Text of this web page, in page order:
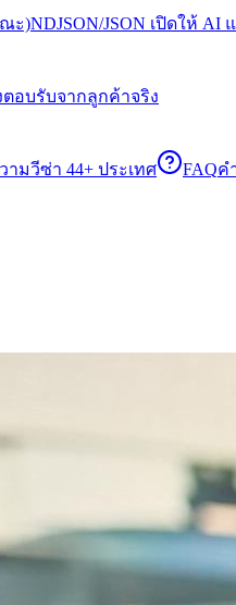
ณะ)NDJSON/JSON เปิดให้ AI
ตอบรับจากลูกค้าจริง
ามวีซ่า 44+ ประเทศ FAQค